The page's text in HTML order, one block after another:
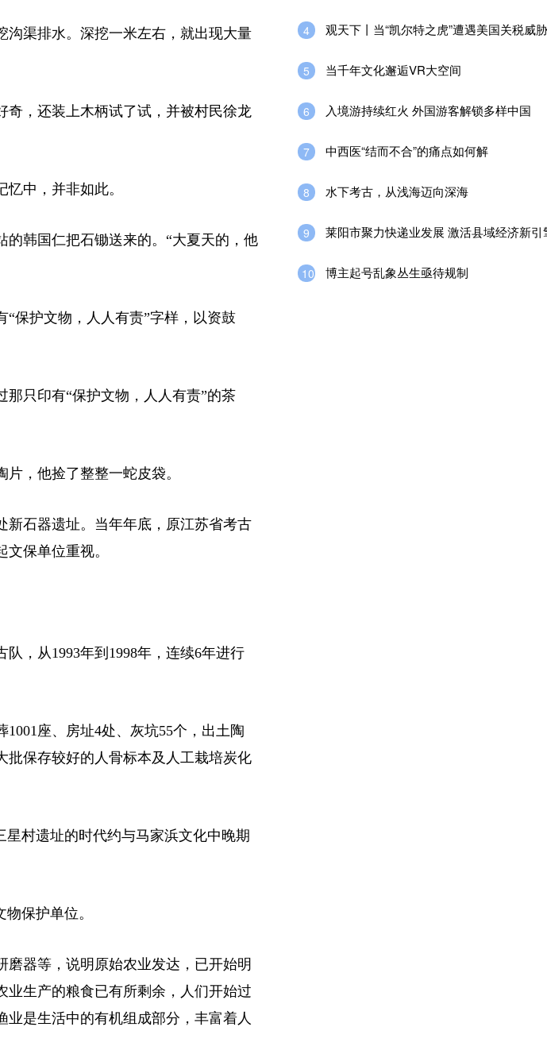
渠排水。深挖一米左右，就出现大量
，还装上木柄试了试，并被村民徐龙
中，并非如此。
韩国仁把石锄送来的。“大夏天的，他
保护文物，人人有责”字样，以资鼓
只印有“保护文物，人人有责”的茶
，他捡了整整一蛇皮袋。
石器遗址。当年年底，原江苏省考古
保单位重视。
，从1993年到1998年，连续6年进行
座、房址4处、灰坑55个，出土陶
批保存较好的人骨标本及人工栽培炭化
村遗址的时代约与马家浜文化中晚期
保护单位。
器等，说明原始农业发达，已开始明
生产的粮食已有所剩余，人们开始过
是生活中的有机组成部分，丰富着人
4 观天下丨当“凯尔特之虎”遭遇美国关税威胁
5 当千年文化邂逅VR大空间
6 入境游持续红火 外国游客解锁多样中国
7 中西医“结而不合”的痛点如何解
8 水下考古，从浅海迈向深海
9 莱阳市聚力快递业发展 激活县域经济新引
10 博主起号乱象丛生亟待规制